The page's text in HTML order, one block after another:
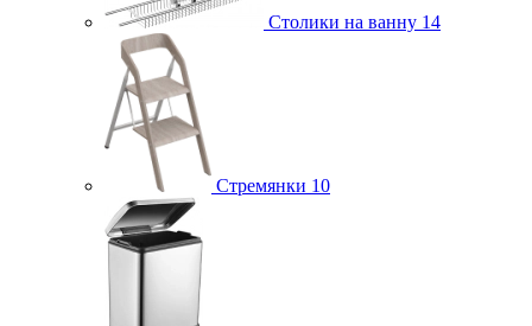
Столики на ванну 14
Стремянки 10